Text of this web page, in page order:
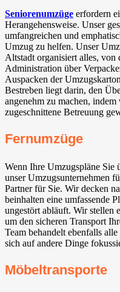
Seniorenumzüge erfordern
Herangehensweise. Unser
umfangreichen und
Umzug zu helfen. Unser
Altstadt organisiert alles, von
Administration über
Auspacken der
Bestreben liegt darin, den
angenehm zu machen,
zugeschnittene Betreuung
Fernumzüge
Wenn Ihre Umzugspläne Sie
unser Umzugsunternehmen
Partner für Sie. Wir decken
beinhalten eine umfassende
ungestört abläuft. Wir stellen
um den sicheren Transport
Team behandelt ebenfalls
sich auf andere Dinge
Möbeltransporte